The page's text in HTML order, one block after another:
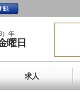
）年
曜日
求人